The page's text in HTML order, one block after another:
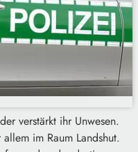
verstärkt ihr Unwesen.
im Raum Landshut.